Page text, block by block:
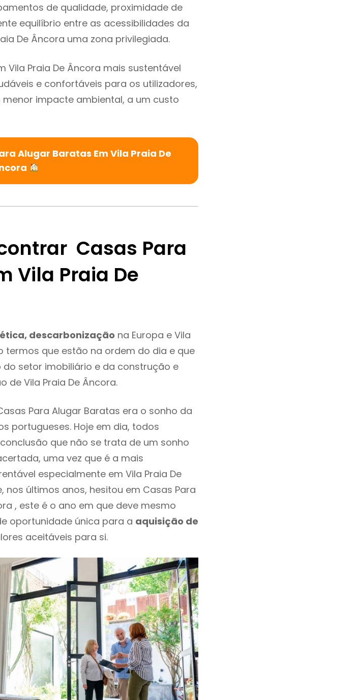
de qualidade, proximidade de
equilíbrio entre as acessibilidades da
De Âncora uma zona privilegiada.
Vila Praia De Âncora mais sustentável
e confortáveis para os utilizadores,
menor impacte ambiental, a um custo
Alugar Baratas Em Vila Praia De
Casas Para
Vila Praia De
descarbonização na Europa e Vila
termos que estão na ordem do dia e que
setor imobiliário e da construção e
de Vila Praia De Âncora.
Para Alugar Baratas era o sonho da
portugueses. Hoje em dia, todos
que não se trata de um sonho
uma vez que é a mais
especialmente em Vila Praia De
nos últimos anos, hesitou em Casas Para
, este é o ano em que deve mesmo
oportunidade única para a aquisição de
aceitáveis para si.